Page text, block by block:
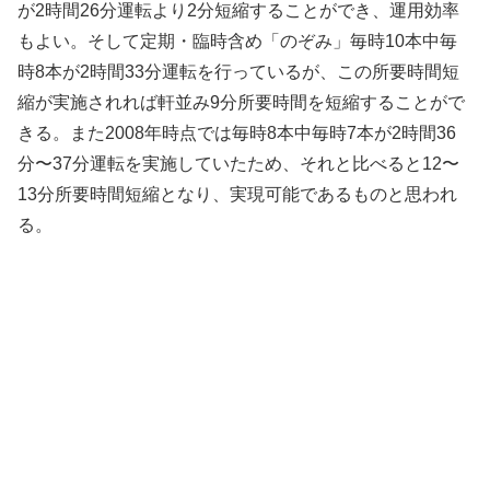
が2時間26分運転より2分短縮することができ、運用効率
もよい。そして定期・臨時含め「のぞみ」毎時10本中毎
時8本が2時間33分運転を行っているが、この所要時間短
縮が実施されれば軒並み9分所要時間を短縮することがで
きる。また2008年時点では毎時8本中毎時7本が2時間36
分〜37分運転を実施していたため、それと比べると12〜
13分所要時間短縮となり、実現可能であるものと思われ
る。